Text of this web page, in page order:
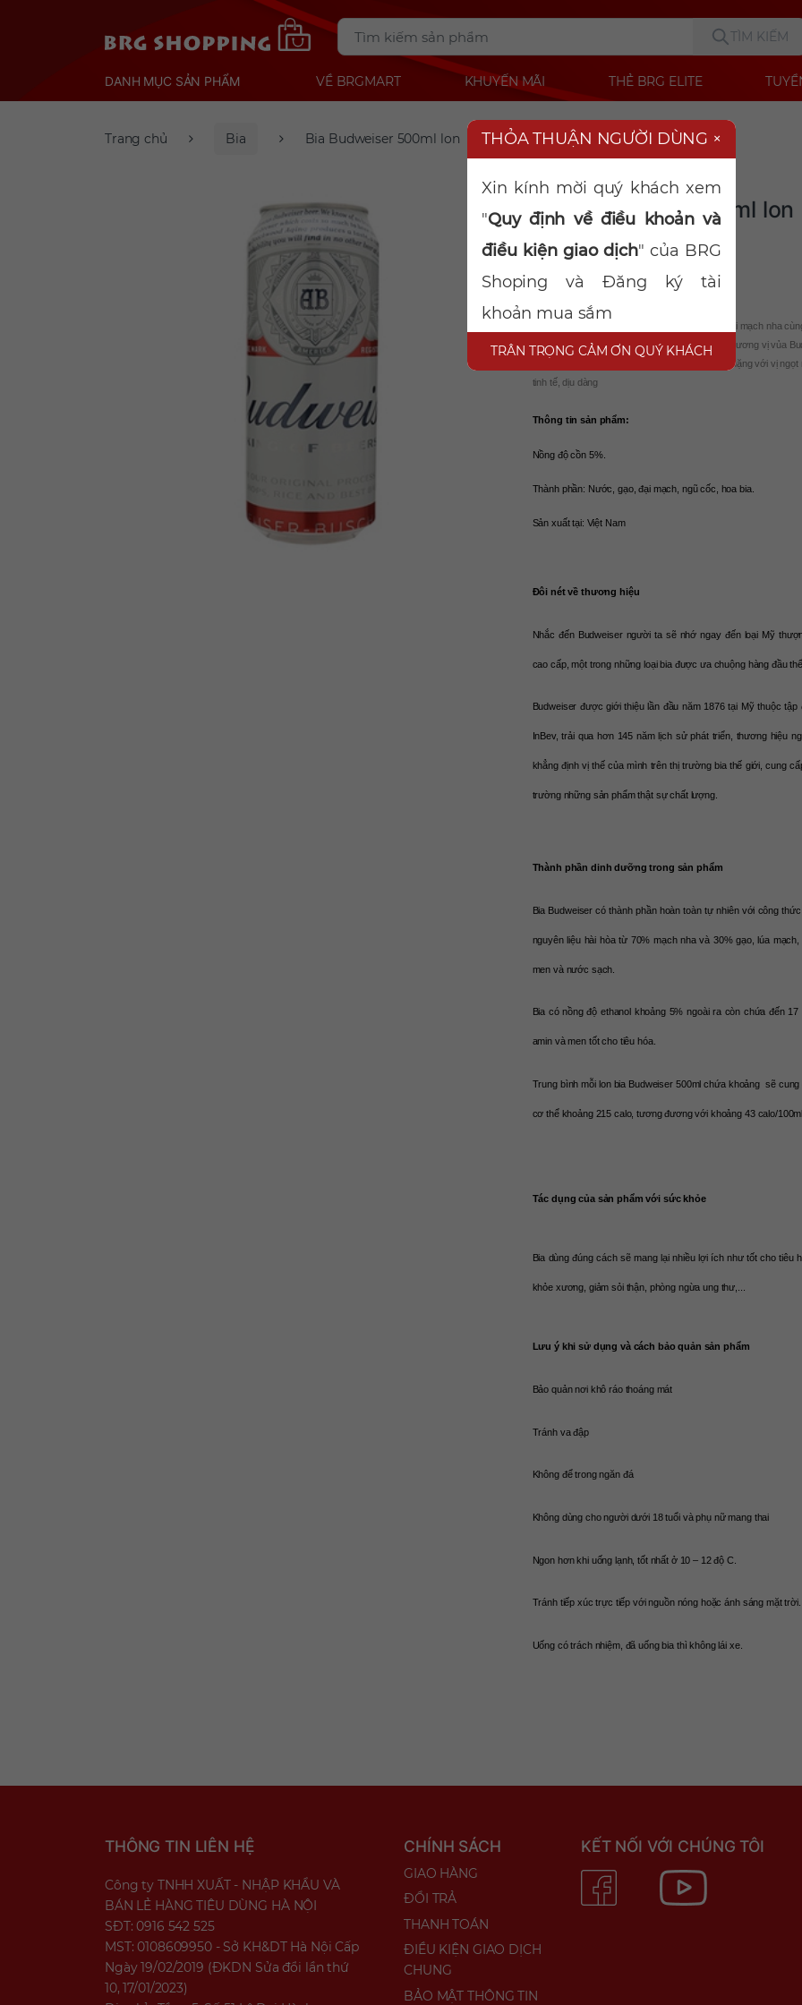
TÌM KIẾM
DANH MỤC SẢN PHẨM VỀ BRGMART KHUYẾN MÃI THẺ BRG ELITE
Trang chủ Bia Bia Budweiser 500ml lon
Danh mục: Bia
Bia Budweiser 500ml lon
Mã sản phẩm:2002243083
Bia Budweiser là loại bia được sản xuất bằng loại mạch nha
hoa bia thượng hạng của Hoa Kỳ và Châu Âu. Hương vị vủa
là sự cân bằng tuyệt đối giữa vị cay không quá nặng với vị ngọt
tinh tế, dịu dàng
Thông tin sản phẩm:
Nồng độ cồn 5%.
Thành phần: Nước, gạo, đại mạch, ngũ cốc, hoa bia.
Sản xuất tại: Việt Nam
Đôi nét về thương hiệu
Nhắc đến Budweiser người ta sẽ nhớ ngay đến loại Mỹ
cao cấp, một trong những loại bia được ưa chuộng hàng đầu
Budweiser được giới thiệu lần đầu năm 1876 tại Mỹ thuộc tập
InBev, trải qua hơn 145 năm lịch sử phát triển, thương hiệu
khẳng định vị thế của mình trên thị trường bia thế giới, cung
trường những sản phẩm thật sự chất lượng.
Thành phần dinh dưỡng trong sản phẩm
Bia Budweiser có thành phần hoàn toàn tự nhiên với công
nguyên liệu hài hòa từ 70% mạch nha và 30% gạo, lúa mạch,
men và nước sạch.
Bia có nồng độ ethanol khoảng 5% ngoài ra còn chứa đến 17
amin và men tốt cho tiêu hóa.
Trung bình mỗi lon bia Budweiser 500ml chứa khoảng  sẽ
cơ thể khoảng 215 calo, tương đương với khoảng 43 calo/100ml
Tác dụng của sản phẩm với sức khỏe
Bia dùng đúng cách sẽ mang lại nhiều lợi ích như tốt cho tiêu
khỏe xương, giảm sỏi thận, phòng ngừa ung thư,...
Lưu ý khi sử dụng và cách bảo quản sản phẩm
Bảo quản nơi khô ráo thoáng mát
Tránh va đập
Không để trong ngăn đá
Không dùng cho người dưới 18 tuổi và phụ nữ mang thai
Ngon hơn khi uống lạnh, tốt nhất ở 10 – 12 độ C.
Tránh tiếp xúc trực tiếp với nguồn nóng hoặc ánh sáng mặt trời.
Uống có trách nhiệm, đã uống bia thì không lái xe.
THÔNG TIN LIÊN HỆ
Công ty TNHH XUẤT - NHẬP KHẨU VÀ
BÁN LẺ HÀNG TIÊU DÙNG HÀ NỘI
SĐT: 0916 542 525
MST: 0108609950 - Sở KH&DT Hà Nội Cấp
Ngày 19/02/2019 (ĐKDN Sửa đổi lần thứ
10, 17/01/2023)
CHÍNH SÁCH
GIAO HÀNG
ĐỔI TRẢ
THANH TOÁN
ĐIỀU KIỆN GIAO DỊCH
CHUNG
BẢO MẬT THÔNG TIN
KẾT NỐI VỚI CHÚNG TÔI
THỎA THUẬN NGƯỜI DÙNG ×
Xin kính mời quý khách xem
"Quy định về điều khoản và
điều kiện giao dịch" của BRG
Shoping và Đăng ký tài
khoản mua sắm
TRÂN TRỌNG CẢM ƠN QUÝ KHÁCH